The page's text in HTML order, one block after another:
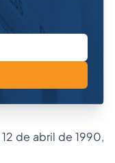
de abril de 1990,